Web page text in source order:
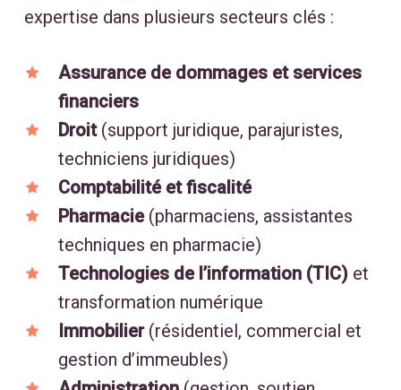
expertise dans plusieurs secteurs clés :
Assurance de dommages et services
financiers
Droit(support juridique, parajuristes,
techniciens juridiques)
Comptabilité et fiscalité
Pharmacie(pharmaciens, assistantes
techniques en pharmacie)
Technologies de l’information (TIC)et
transformation numérique
Immobilier(résidentiel, commercial et
gestion d’immeubles)